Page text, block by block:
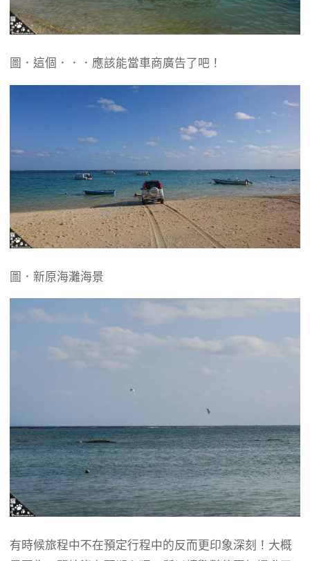
圖．這個．．．應該能當車商廣告了吧！
圖．新原海灘海景
有時候旅程中不在預定行程中的反而更印象深刻！大概